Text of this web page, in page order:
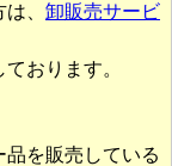
、 卸販売サービ
おります。
を販売している